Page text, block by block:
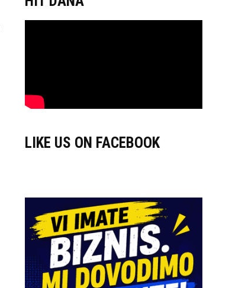
LIKE US ON FACEBOOK